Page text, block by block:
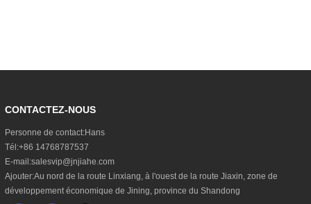
CONTACTEZ-NOUS
Personne de contact:Hans
Tél:+86 14768787537
E-mail:salesvip@jnjiahe.com
Ajouter:Au nord de la route Linxiang, à l'ouest de la route Jiaxin, zone de
développement économique de Jining, province du Shandong